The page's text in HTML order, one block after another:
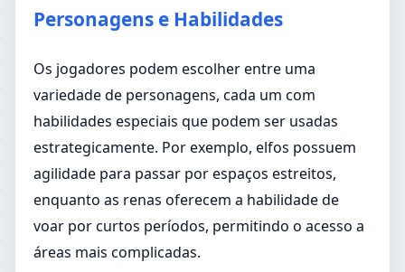
Personagens e Habilidades
Os jogadores podem escolher entre uma
variedade de personagens, cada um com
habilidades especiais que podem ser usadas
estrategicamente. Por exemplo, elfos possuem
agilidade para passar por espaços estreitos,
enquanto as renas oferecem a habilidade de
voar por curtos períodos, permitindo o acesso a
áreas mais complicadas.